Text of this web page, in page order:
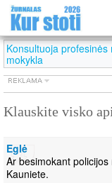
Konkursinio balo
Universitetų sritis
Kolegijų sritis
Konsultuoja profesinės
mokykla
Klauskite visko
Eglė
Ar besimokant
Kauniete.